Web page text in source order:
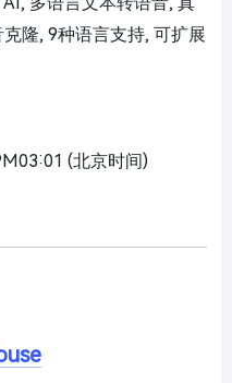
隆, 9种语言支持, 可扩展
(北京时间)